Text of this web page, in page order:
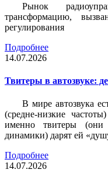
Рынок
трансформацию,
регулирования
Подробнее
14.07.2026
Твитеры в автозвуке:
В мире автозвука
(средне-низкие
именно твитеры (они
динамики) дарят ей
Подробнее
14.07.2026